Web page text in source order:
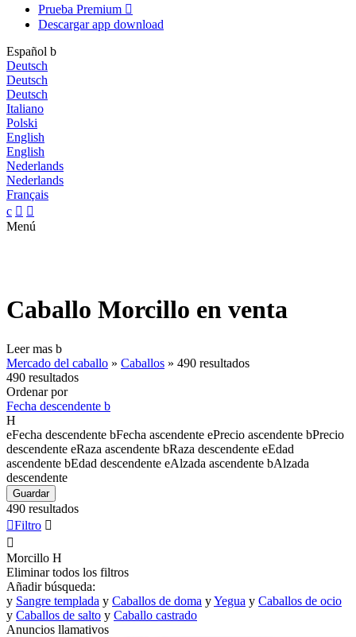
Prueba Premium 
Descargar app download
Español b
Deutsch
Deutsch
Deutsch
Italiano
Polski
English
English
Nederlands
Nederlands
Français
c  
Menú
Caballo Morcillo en venta
Leer mas b
Mercado del caballo » Caballos » 490 resultados
490 resultados
Ordenar por
Fecha descendente b
H
eFecha descendente bFecha ascendente ePrecio ascendente bPrecio
descendente eRaza ascendente bRaza descendente eEdad
ascendente bEdad descendente eAlzada ascendente bAlzada
descendente
Guardar
490 resultados
Filtro 

Morcillo H
Eliminar todos los filtros
Añadir búsqueda:
y Sangre templada y Caballos de doma yYegua y Caballos de ocio
y Caballos de salto y Caballo castrado
Anuncios llamativos